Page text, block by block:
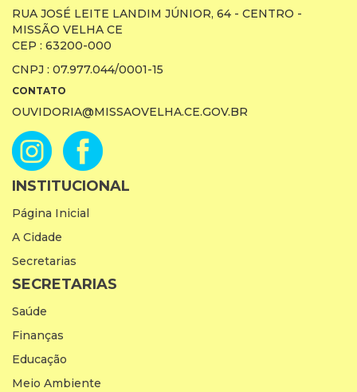
RUA JOSÉ LEITE LANDIM JÚNIOR, 64 - CENTRO -
MISSÃO VELHA CE
CEP : 63200-000
CNPJ : 07.977.044/0001-15
CONTATO
OUVIDORIA@MISSAOVELHA.CE.GOV.BR
INSTITUCIONAL
Página Inicial
A Cidade
Secretarias
SECRETARIAS
Saúde
Finanças
Educação
Meio Ambiente